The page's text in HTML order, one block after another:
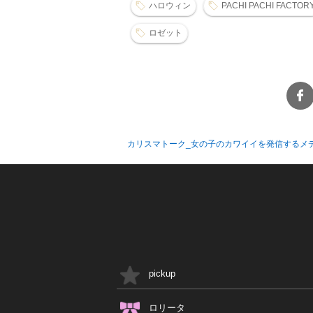
ハロウィン PACHI PACHI
ロゼット
カリスマトーク_女の子のカワイイを発信するメ
pickup
ロリータ